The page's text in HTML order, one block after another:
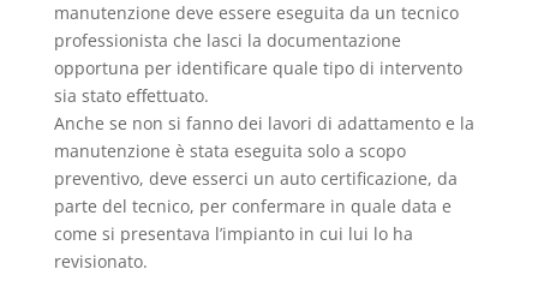
manutenzione deve essere eseguita da un tecnico
professionista che lasci la documentazione
opportuna per identificare quale tipo di intervento
sia stato effettuato.
Anche se non si fanno dei lavori di adattamento e la
manutenzione è stata eseguita solo a scopo
preventivo, deve esserci un auto certificazione, da
parte del tecnico, per confermare in quale data e
come si presentava l’impianto in cui lui lo ha
revisionato.